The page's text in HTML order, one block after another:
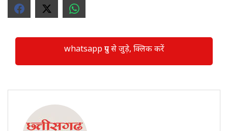
whatsapp ग्रुप से जुड़े, क्लिक करें